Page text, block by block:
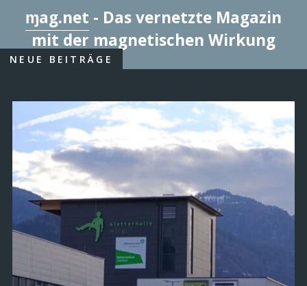
ɱag.net - Das vernetzte Magazin
mit der magnetischen Wirkung
NEUE BEITRÄGE